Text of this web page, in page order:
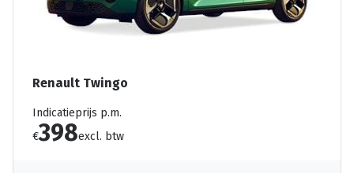
Renault Twingo
Indicatieprijs p.m.
€398excl. btw